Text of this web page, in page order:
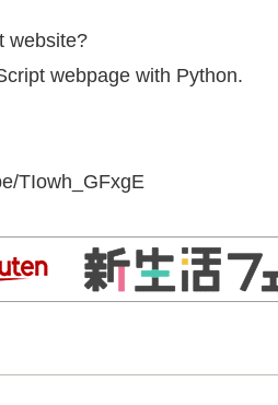
website?
webpage with Python.
TIowh_GFxgE